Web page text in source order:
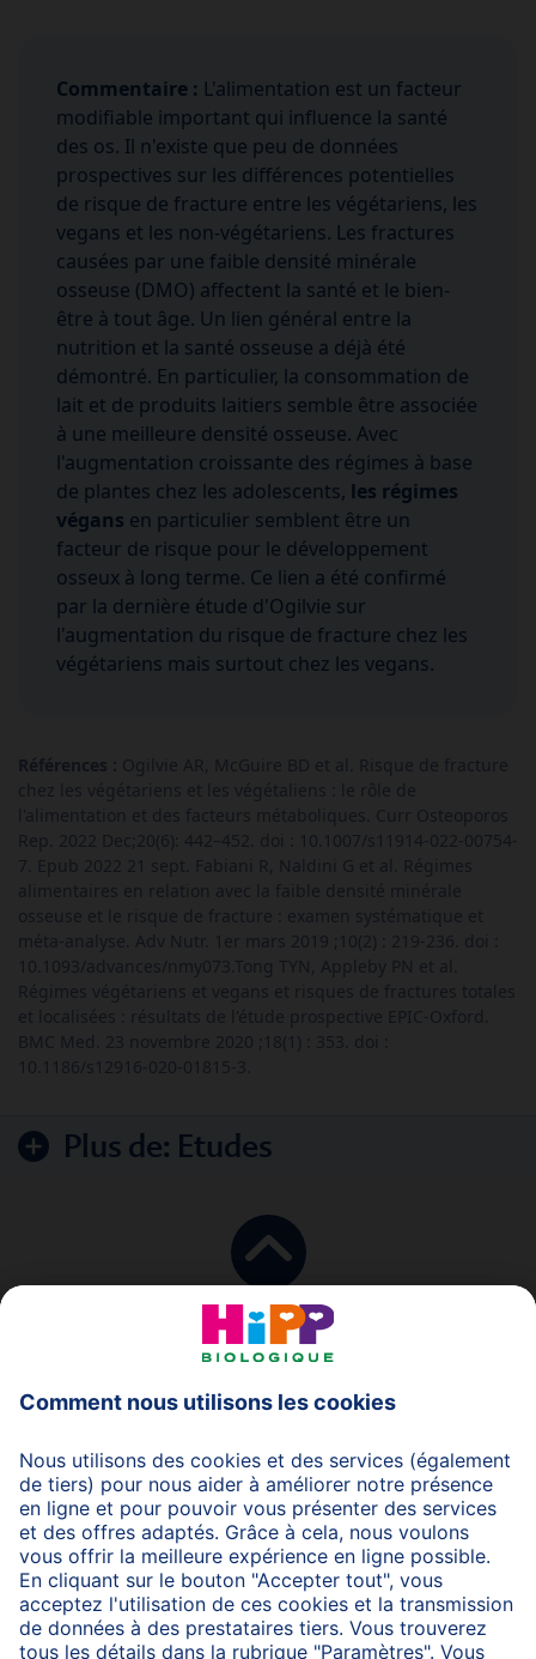
Commentaire : L'alimentation est un facteur
modifiable important qui influence la santé
des os. Il n'existe que peu de données
prospectives sur les différences potentielles
de risque de fracture entre les végétariens, les
vegans et les non-végétariens. Les fractures
causées par une faible densité minérale
osseuse (DMO) affectent la santé et le bien-
être à tout âge. Un lien général entre la
nutrition et la santé osseuse a déjà été
démontré. En particulier, la consommation de
lait et de produits laitiers semble être associée
à une meilleure densité osseuse. Avec
l'augmentation croissante des régimes à base
de plantes chez les adolescents, les régimes
végans en particulier semblent être un
facteur de risque pour le développement
osseux à long terme. Ce lien a été confirmé
par la dernière étude d'Ogilvie sur
l'augmentation du risque de fracture chez les
végétariens mais surtout chez les vegans.
Références :
Ogilvie AR, McGuire BD et al. Risque de fracture
chez les végétariens et les végétaliens : le rôle de
l'alimentation et des facteurs métaboliques. Curr Osteoporos
Rep. 2022 Dec;20(6): 442–452. doi : 10.1007/s11914-022-00754-
7. Epub 2022 21 sept. Fabiani R, Naldini G et al. Régimes
alimentaires en relation avec la faible densité minérale
osseuse et le risque de fracture : examen systématique et
méta-analyse. Adv Nutr. 1er mars 2019 ;10(2) : 219-236. doi :
10.1093/advances/nmy073.Tong TYN, Appleby PN et al.
Régimes végétariens et vegans et risques de fractures totales
et localisées : résultats de l'étude prospective EPIC-Oxford.
BMC Med. 23 novembre 2020 ;18(1) : 353. doi :
10.1186/s12916-020-01815-3.
Plus de: Etudes
en haut
Protection des données
Protection d'utilisation
Mentions légales
A propos de HiPP
Contactez-nous